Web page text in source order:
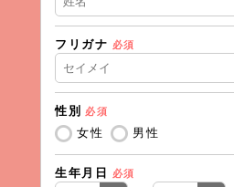
フリガナ 必須
性別 必須
女性 男性
生年月日 必須